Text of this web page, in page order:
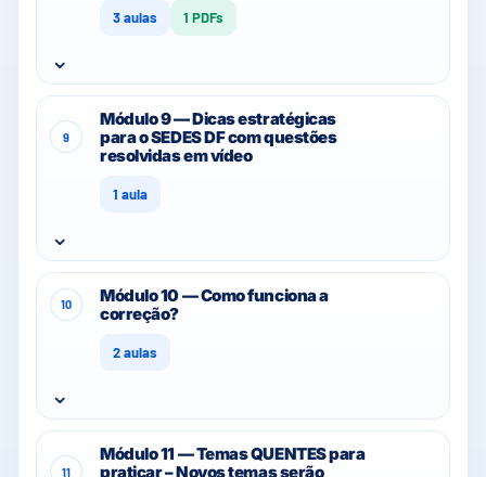
3 aulas 1 PDFs
⌄
9
Módulo 9 — Dicas estratégicas
para o SEDES DF com questões
resolvidas em vídeo
1 aula
⌄
10
Módulo 10 — Como funciona a
correção?
2 aulas
⌄
11
Módulo 11 — Temas QUENTES para
praticar – Novos temas serão